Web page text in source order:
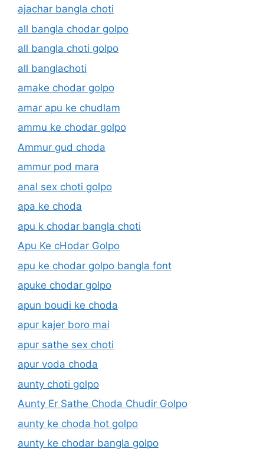
ajachar bangla choti
all bangla chodar golpo
all bangla choti golpo
all banglachoti
amake chodar golpo
amar apu ke chudlam
ammu ke chodar golpo
Ammur gud choda
ammur pod mara
anal sex choti golpo
apa ke choda
apu k chodar bangla choti
Apu Ke cHodar Golpo
apu ke chodar golpo bangla font
apuke chodar golpo
apun boudi ke choda
apur kajer boro mai
apur sathe sex choti
apur voda choda
aunty choti golpo
Aunty Er Sathe Choda Chudir Golpo
aunty ke choda hot golpo
aunty ke chodar bangla golpo